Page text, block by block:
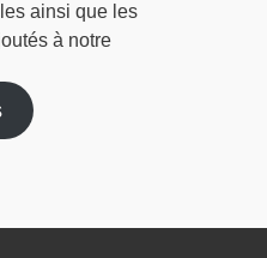
ainsi que les
à notre